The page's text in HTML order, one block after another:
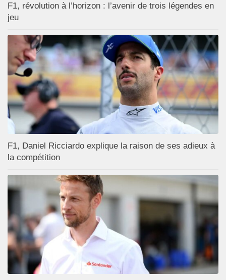
F1, révolution à l’horizon : l’avenir de trois légendes en
jeu
F1, Daniel Ricciardo explique la raison de ses adieux à
la compétition